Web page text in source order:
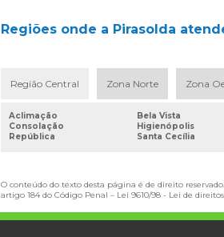
Regiões onde a Pirasolda
Região Central Zona Norte Zona
Aclimação Bela Vista
Consolação
Higienópolis
República
Santa Cecília
O conteúdo do texto desta página é de direito
artigo 184 do Código Penal – Lei 9610/98 - Lei de